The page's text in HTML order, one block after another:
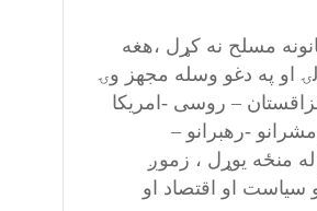
مسلح نه کړل ،هغه
او په دغو وسله مجهز وۍ
قزاقستان – روسی -امریکا
مشرانو -رهبرانو –
له منځه یوړل ، زموږ
سیاست او اقتصاد او